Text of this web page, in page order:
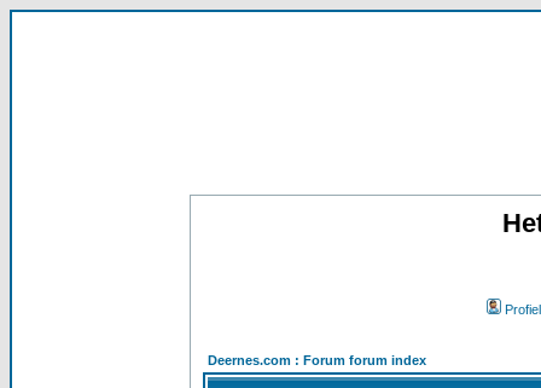
Profiel
Deernes.com : Forum forum index